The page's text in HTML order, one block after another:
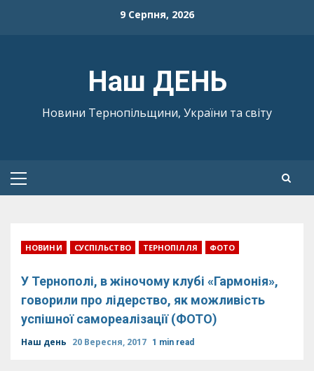
9 Серпня, 2026
Наш ДЕНЬ
Новини Тернопільщини, України та світу
Primary
НОВИНИ СУСПІЛЬСТВО ТЕРНОПІЛЛЯ ФОТО
У Тернополі, в жіночому клубі «Гармонія»,
говорили про лідерство, як можливість
успішної самореалізації (ФОТО)
Наш день 20 Вересня, 2017 1 min read